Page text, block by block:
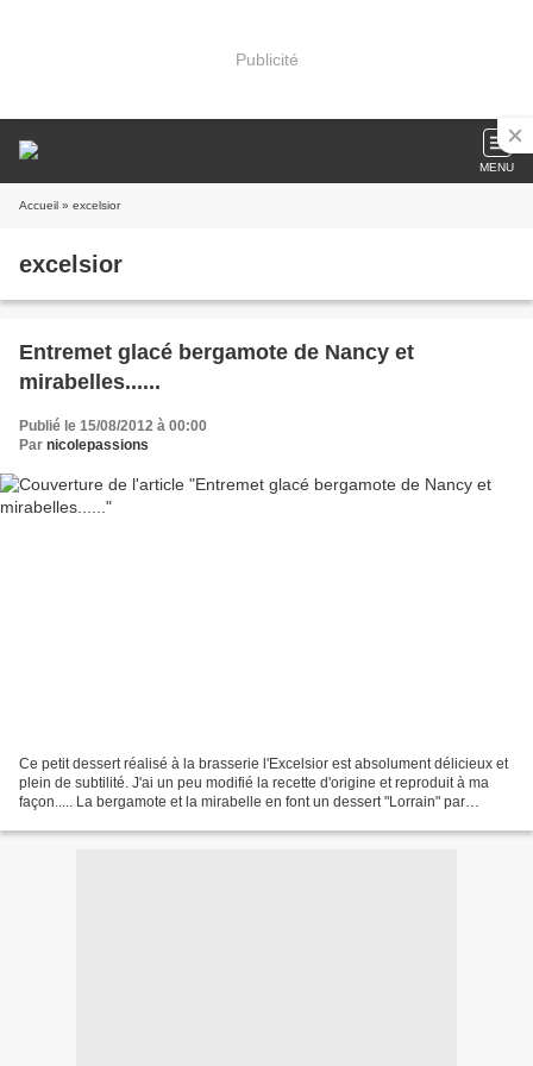
Publicité
MENU
Accueil » excelsior
excelsior
Entremet glacé bergamote de Nancy et
mirabelles......
Publié le 15/08/2012 à 00:00
Par nicolepassions
Ce petit dessert réalisé à la brasserie l'Excelsior est absolument délicieux et
plein de subtilité. J'ai un peu modifié la recette d'origine et reproduit à ma
façon..... La bergamote et la mirabelle en font un dessert "Lorrain" par